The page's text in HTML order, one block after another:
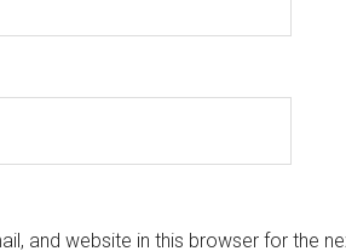
and website in this browser for the